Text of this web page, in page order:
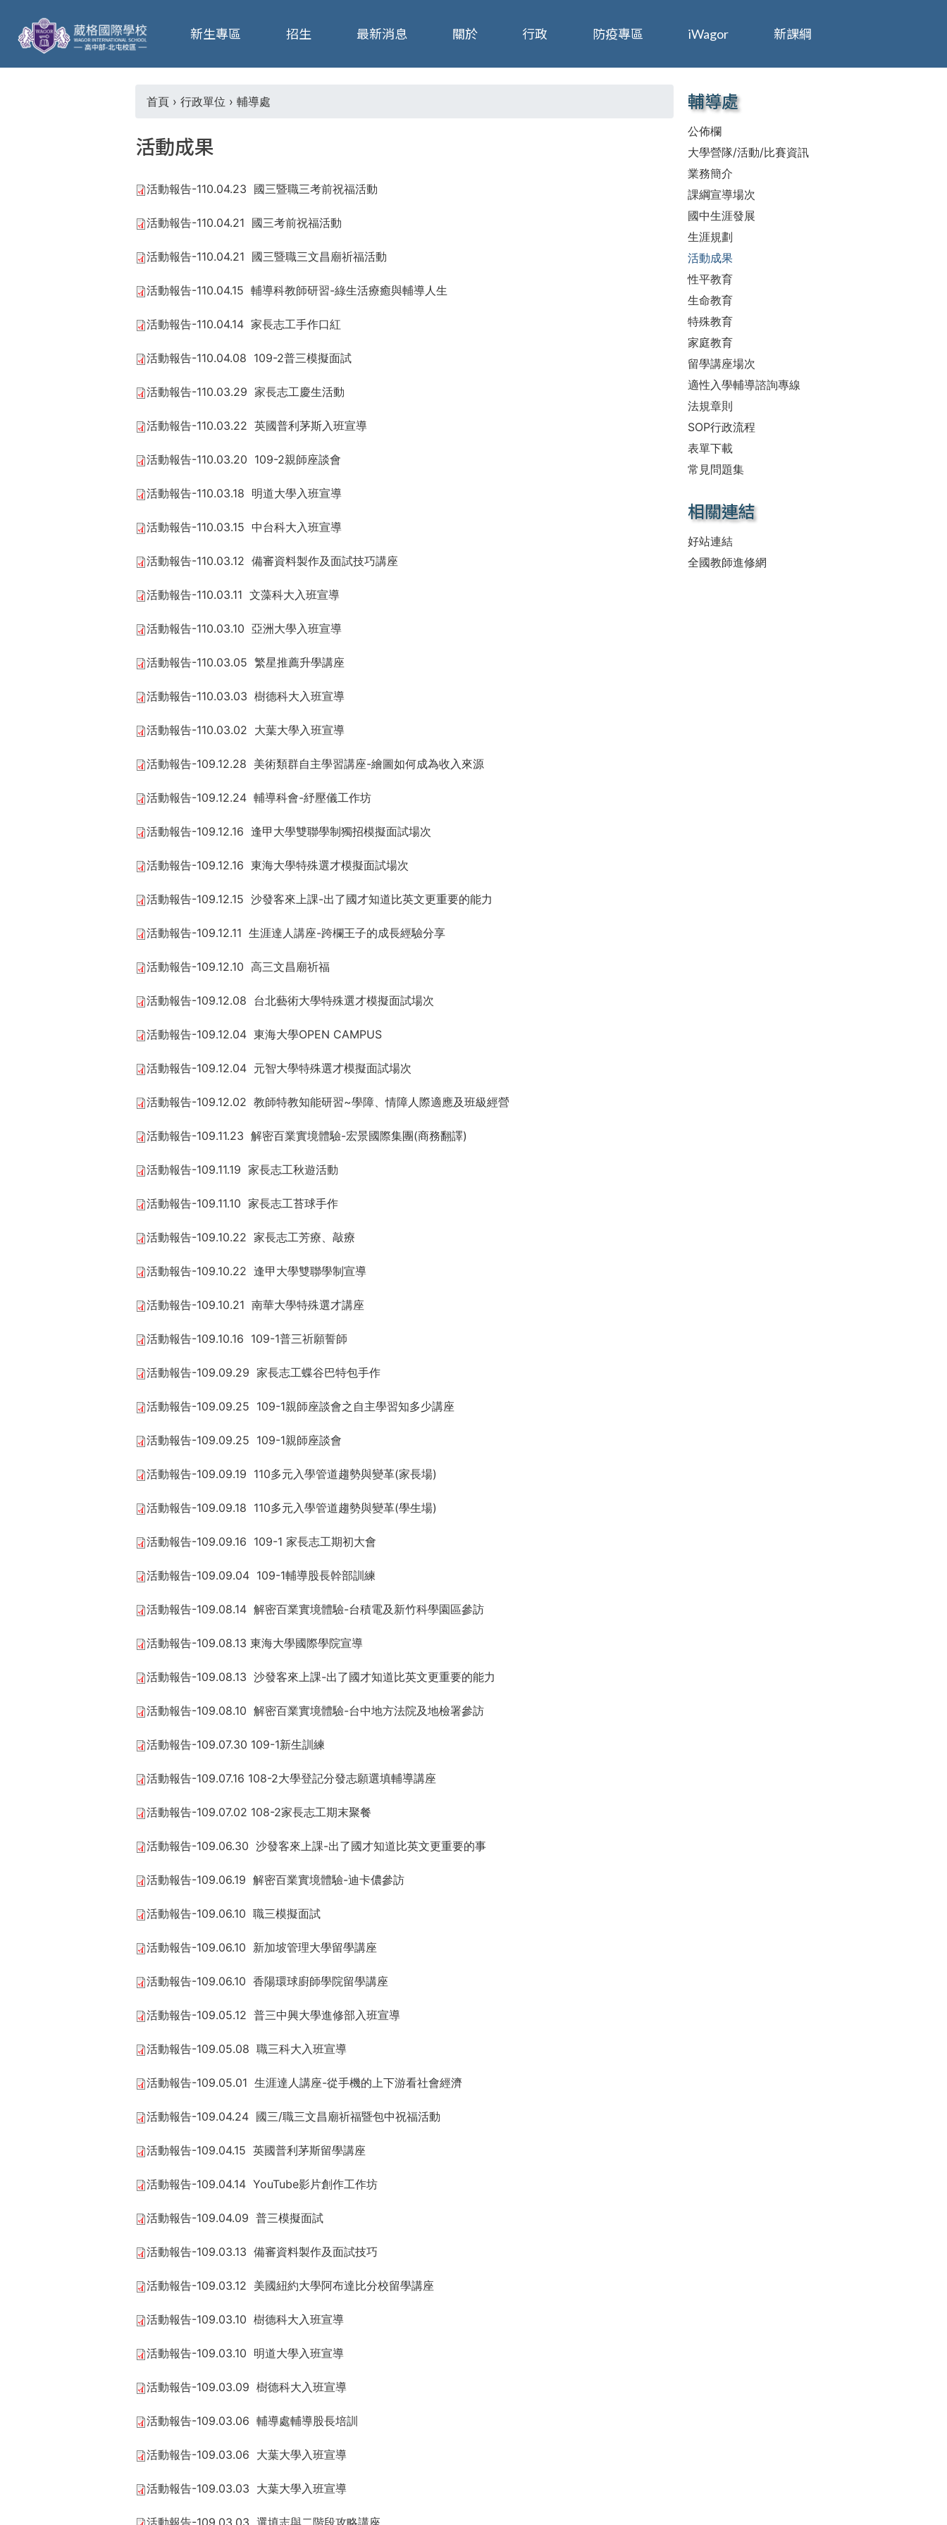
葳
格
在
這
裡
首頁 › 行政單位 › 輔導處
活動成果
活動報告-110.04.23 國三暨職三考前祝福活動
活動報告-110.04.21 國三考前祝福活動
活動報告-110.04.21 國三暨職三文昌廟祈福活動
活動報告-110.04.15 輔導科教師研習-綠生活療癒與輔導人生
活動報告-110.04.14 家長志工手作口紅
活動報告-110.04.08 109-2普三模擬面試
活動報告-110.03.29 家長志工慶生活動
活動報告-110.03.22 英國普利茅斯入班宣導
活動報告-110.03.20 109-2親師座談會
活動報告-110.03.18 明道大學入班宣導
活動報告-110.03.15 中台科大入班宣導
活動報告-110.03.12 備審資料製作及面試技巧講座
活動報告-110.03.11 文藻科大入班宣導
活動報告-110.03.10 亞洲大學入班宣導
活動報告-110.03.05 繁星推薦升學講座
活動報告-110.03.03 樹德科大入班宣導
活動報告-110.03.02 大葉大學入班宣導
活動報告-109.12.28 美術類群自主學習講座-繪圖如何成為收入來源
活動報告-109.12.24 輔導科會-紓壓儀工作坊
活動報告-109.12.16 逢甲大學雙聯學制獨招模擬面試場次
活動報告-109.12.16 東海大學特殊選才模擬面試場次
活動報告-109.12.15 沙發客來上課-出了國才知道比英文更重要的能力
活動報告-109.12.11 生涯達人講座-跨欄王子的成長經驗分享
活動報告-109.12.10 高三文昌廟祈福
活動報告-109.12.08 台北藝術大學特殊選才模擬面試場次
活動報告-109.12.04 東海大學OPEN CAMPUS
活動報告-109.12.04 元智大學特殊選才模擬面試場次
活動報告-109.12.02 教師特教知能研習~學障、情障人際適應及班級經營
活動報告-109.11.23 解密百業實境體驗-宏景國際集團(商務翻譯)
活動報告-109.11.19 家長志工秋遊活動
活動報告-109.11.10 家長志工苔球手作
活動報告-109.10.22 家長志工芳療、敲療
活動報告-109.10.22 逢甲大學雙聯學制宣導
活動報告-109.10.21 南華大學特殊選才講座
活動報告-109.10.16 109-1普三祈願誓師
活動報告-109.09.29 家長志工蝶谷巴特包手作
活動報告-109.09.25 109-1親師座談會之自主學習知多少講座
活動報告-109.09.25 109-1親師座談會
活動報告-109.09.19 110多元入學管道趨勢與變革(家長場)
活動報告-109.09.18 110多元入學管道趨勢與變革(學生場)
活動報告-109.09.16 109-1 家長志工期初大會
活動報告-109.09.04 109-1輔導股長幹部訓練
活動報告-109.08.14 解密百業實境體驗-台積電及新竹科學園區參訪
活動報告-109.08.13 東海大學國際學院宣導
活動報告-109.08.13 沙發客來上課-出了國才知道比英文更重要的能力
活動報告-109.08.10 解密百業實境體驗-台中地方法院及地檢署參訪
活動報告-109.07.30 109-1新生訓練
活動報告-109.07.16 108-2大學登記分發志願選填輔導講座
活動報告-109.07.02 108-2家長志工期末聚餐
活動報告-109.06.30 沙發客來上課-出了國才知道比英文更重要的事
活動報告-109.06.19 解密百業實境體驗-迪卡儂參訪
活動報告-109.06.10 職三模擬面試
活動報告-109.06.10 新加坡管理大學留學講座
活動報告-109.06.10 香陽環球廚師學院留學講座
活動報告-109.05.12 普三中興大學進修部入班宣導
活動報告-109.05.08 職三科大入班宣導
活動報告-109.05.01 生涯達人講座-從手機的上下游看社會經濟
活動報告-109.04.24 國三/職三文昌廟祈福暨包中祝福活動
活動報告-109.04.15 英國普利茅斯留學講座
活動報告-109.04.14 YouTube影片創作工作坊
活動報告-109.04.09 普三模擬面試
活動報告-109.03.13 備審資料製作及面試技巧
活動報告-109.03.12 美國紐約大學阿布達比分校留學講座
活動報告-109.03.10 樹德科大入班宣導
活動報告-109.03.10 明道大學入班宣導
活動報告-109.03.09 樹德科大入班宣導
活動報告-109.03.06 輔導處輔導股長培訓
活動報告-109.03.06 大葉大學入班宣導
活動報告-109.03.03 大葉大學入班宣導
活動報告-109.03.03 選填志與二階段攻略講座
新生專區 招生 最新消息 關於 行政 防疫專區 iWagor 新課綱
輔導處
公佈欄
大學營隊/活動/比賽資訊
業務簡介
課綱宣導場次
國中生涯發展
生涯規劃
活動成果
性平教育
生命教育
特殊教育
家庭教育
留學講座場次
適性入學輔導諮詢專線
法規章則
SOP行政流程
表單下載
常見問題集
相關連結
好站連結
全國教師進修網